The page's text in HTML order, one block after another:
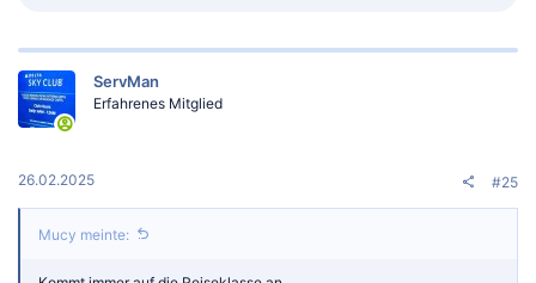
k
i
o
n
:
ServMan
Erfahrenes Mitglied
26.02.2025 #25
Mucy meinte: